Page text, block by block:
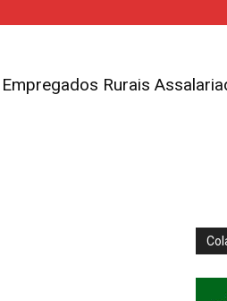
Rurais